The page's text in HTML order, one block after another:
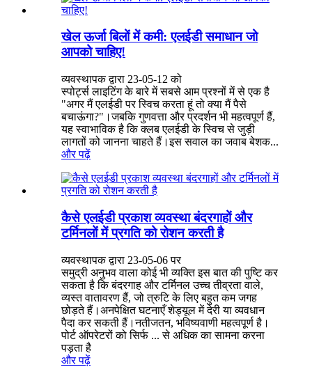
खेल ऊर्जा बिलों में कमी: एलईडी समाधान जो
आपको चाहिए!
व्यवस्थापक द्वारा 23-05-12 को
स्पोर्ट्स लाइटिंग के बारे में सबसे आम प्रश्नों में से एक है
"अगर मैं एलईडी पर स्विच करता हूं तो क्या मैं पैसे
बचाऊंगा?"।जबकि गुणवत्ता और प्रदर्शन भी महत्वपूर्ण हैं,
यह स्वाभाविक है कि क्लब एलईडी के स्विच से जुड़ी
लागतों को जानना चाहते हैं।इस सवाल का जवाब बेशक...
और पढ़ें
कैसे एलईडी प्रकाश व्यवस्था बंदरगाहों और
टर्मिनलों में प्रगति को रोशन करती है
व्यवस्थापक द्वारा 23-05-06 पर
समुद्री अनुभव वाला कोई भी व्यक्ति इस बात की पुष्टि कर
सकता है कि बंदरगाह और टर्मिनल उच्च तीव्रता वाले,
व्यस्त वातावरण हैं, जो त्रुटि के लिए बहुत कम जगह
छोड़ते हैं।अनपेक्षित घटनाएँ शेड्यूल में देरी या व्यवधान
पैदा कर सकती हैं।नतीजतन, भविष्यवाणी महत्वपूर्ण है।
पोर्ट ऑपरेटरों को सिर्फ ... से अधिक का सामना करना
पड़ता है
और पढ़ें